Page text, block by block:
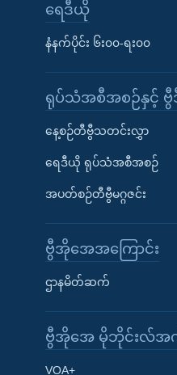
Learning English
ရေဒီယို
နံနက်ပိုင်း ၆း၀၀-ရး၀၀
ရုပ်သံအစီအစဉ်နှင့် ဗွီ
နေ့စဉ်တီဗွီသတင်းလွှာ
ရေဒီယို ရုပ်သံအစီအစဉ်
အပတ်စဉ်တီဗွီမဂ္ဂဇင်း
ဗွီအိုအေအကြောင်း
ဌာနမိတ်ဆက်
ဗွီအိုအေ မိုဘိုင်းလ်အက်
VOA+